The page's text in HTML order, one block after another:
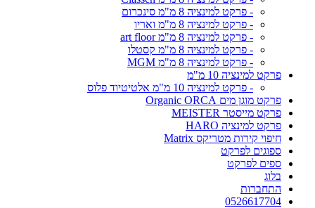
- פרקט למינציה 8 מ"מ סינכרום
- פרקט למינציה 8 מ"מ ואריו
- פרקט למינציה 8 מ"מ art floor
- פרקט למינציה 8 מ"מ קסטלו
- פרקט למינציה 8 מ"מ MGM
פרקט למינציה 10 מ"מ
- פרקט למינציה 10 מ"מ אלטיטיוד פלוס
פרקט מוגן מים Organic ORCA
פרקט מייסטר MEISTER
פרקט למינציה HARO
חיפוי קירות מטריקס Matrix
ספוגים לפרקט
ספים לפרקט
בלוג
התחברות
0526617704